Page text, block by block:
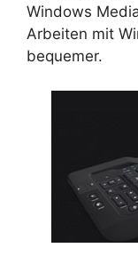
Windows
Arbeiten mit
bequemer.